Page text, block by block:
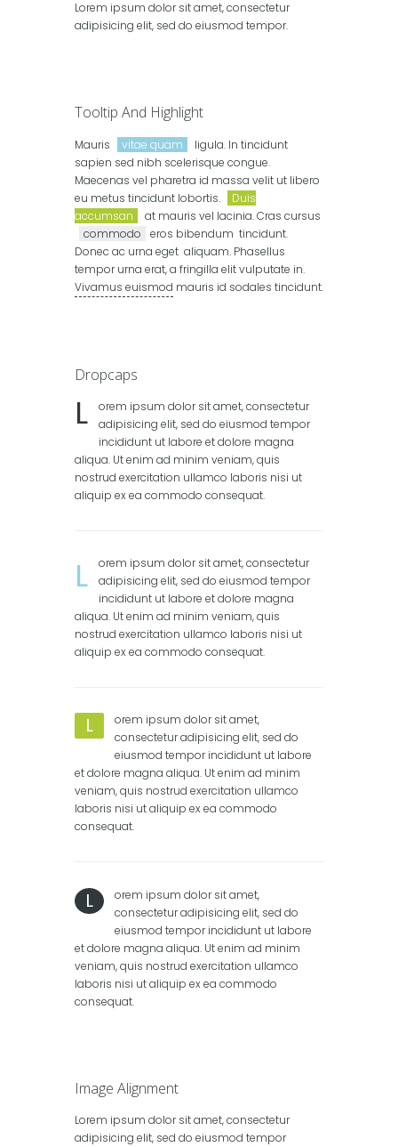
Lorem ipsum dolor sit amet, consectetur
adipisicing elit, sed do eiusmod tempor.
Tooltip And Highlight
Mauris vitae quam
ligula. In tincidunt
sapien sed nibh scelerisque congue.
Maecenas vel pharetra id massa velit ut libero
eu metus tincidunt lobortis.
Duis
accumsan
at mauris vel lacinia. Cras cursus
commodo
eros bibendum tincidunt.
Donec ac urna eget aliquam. Phasellus
tempor urna erat, a fringilla elit vulputate in.
Vivamus euismod mauris id sodales tincidunt.
Dropcaps
L
orem ipsum dolor sit amet, consectetur
adipisicing elit, sed do eiusmod tempor
incididunt ut labore et dolore magna
aliqua. Ut enim ad minim veniam, quis
nostrud exercitation ullamco laboris nisi ut
aliquip ex ea commodo consequat.
L
orem ipsum dolor sit amet, consectetur
adipisicing elit, sed do eiusmod tempor
incididunt ut labore et dolore magna
aliqua. Ut enim ad minim veniam, quis
nostrud exercitation ullamco laboris nisi ut
aliquip ex ea commodo consequat.
L
orem ipsum dolor sit amet,
consectetur adipisicing elit, sed do
eiusmod tempor incididunt ut labore
et dolore magna aliqua. Ut enim ad minim
veniam, quis nostrud exercitation ullamco
laboris nisi ut aliquip ex ea commodo
consequat.
L
orem ipsum dolor sit amet,
consectetur adipisicing elit, sed do
eiusmod tempor incididunt ut labore
et dolore magna aliqua. Ut enim ad minim
veniam, quis nostrud exercitation ullamco
laboris nisi ut aliquip ex ea commodo
consequat.
Image Alignment
Lorem ipsum dolor sit amet, consectetur
adipisicing elit, sed do eiusmod tempor